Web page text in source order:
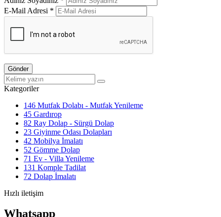
E-Mail Adresi *
Gönder
Kategoriler
146 Mutfak Dolabı - Mutfak Yenileme
45 Gardırop
82 Ray Dolap - Sürgü Dolap
23 Giyinme Odası Dolapları
42 Mobilya İmalatı
52 Gömme Dolap
71 Ev - Villa Yenileme
131 Komple Tadilat
72 Dolap İmalatı
Hızlı iletişim
Whatsapp